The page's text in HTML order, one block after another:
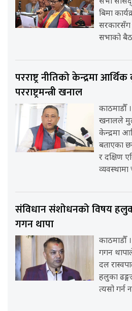
बिमा
सरकारसँग
सभाको
परराष्ट्र नीतिको केन्द्रमा
परराष्ट्रमन्त्री खनाल
काठमाडौँ ।
खनालले
केन्द्रमा
बताएका
र दक्षिण
संविधान संशोधनको विषय
गगन थापा
काठमाडौँ
गगन
दल
हलुका
त्यसो गर्न